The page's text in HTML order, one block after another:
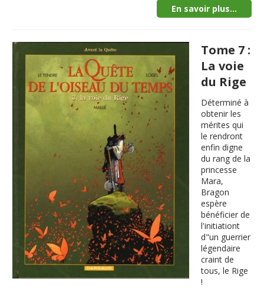
En savoir plus...
Tome 7 :
La voie
du Rige
Déterminé à
obtenir les
mérites qui
le rendront
enfin digne
du rang de la
princesse
Mara,
Bragon
espère
bénéficier de
l'initiationt
d"un guerrier
légendaire
craint de
tous, le Rige
!